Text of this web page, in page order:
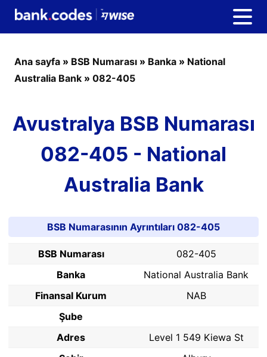
Ana sayfa » BSB Numarası » Banka » National
Australia Bank » 082-405
Avustralya BSB Numarası
082-405 - National
Australia Bank
BSB Numarasının Ayrıntıları 082-405
BSB Numarası
082-405
Banka
National Australia Bank
Finansal Kurum
NAB
Şube
Adres
Level 1 549 Kiewa St